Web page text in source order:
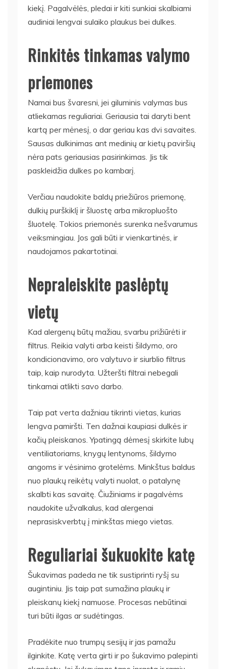
kiekį. Pagalvėlės, pledai ir kiti sunkiai skalbiami
audiniai lengvai sulaiko plaukus bei dulkes.
Rinkitės tinkamas valymo
priemones
Namai bus švaresni, jei giluminis valymas bus
atliekamas reguliariai. Geriausia tai daryti bent
kartą per mėnesį, o dar geriau kas dvi savaites.
Sausas dulkinimas ant medinių ar kietų paviršių
nėra pats geriausias pasirinkimas. Jis tik
paskleidžia dulkes po kambarį.
Verčiau naudokite baldų priežiūros priemonę,
dulkių purškiklį ir šluostę arba mikropluošto
šluotelę. Tokios priemonės surenka nešvarumus
veiksmingiau. Jos gali būti ir vienkartinės, ir
naudojamos pakartotinai.
Nepraleiskite paslėptų
vietų
Kad alergenų būtų mažiau, svarbu prižiūrėti ir
filtrus. Reikia valyti arba keisti šildymo, oro
kondicionavimo, oro valytuvo ir siurblio filtrus
taip, kaip nurodyta. Užteršti filtrai nebegali
tinkamai atlikti savo darbo.
Taip pat verta dažniau tikrinti vietas, kurias
lengva pamiršti. Ten dažnai kaupiasi dulkės ir
kačių pleiskanos. Ypatingą dėmesį skirkite lubų
ventiliatoriams, knygų lentynoms, šildymo
angoms ir vėsinimo grotelėms. Minkštus baldus
nuo plaukų reikėtų valyti nuolat, o patalynę
skalbti kas savaitę. Čiužiniams ir pagalvėms
naudokite užvalkalus, kad alergenai
neprasiskverbtų į minkštas miego vietas.
Reguliariai šukuokite katę
Šukavimas padeda ne tik sustiprinti ryšį su
augintiniu. Jis taip pat sumažina plaukų ir
pleiskanų kiekį namuose. Procesas nebūtinai
turi būti ilgas ar sudėtingas.
Pradėkite nuo trumpų sesijų ir jas pamažu
ilginkite. Katę verta girti ir po šukavimo palepinti